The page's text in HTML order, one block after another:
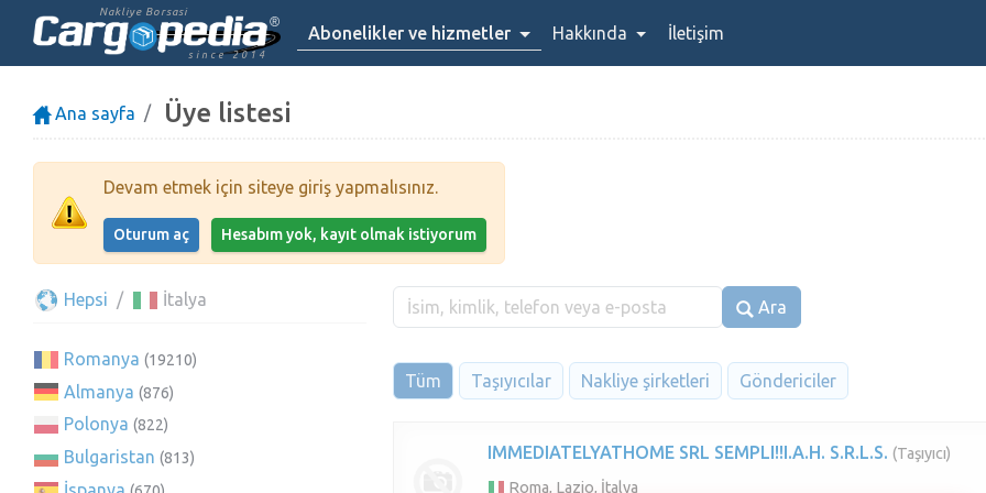
Nakliye Borsasi
since 2014
Abonelikler ve hizmetler Hakkında İletişim
Ana sayfa Üye listesi
Devam etmek için siteye giriş yapmalısınız.
Oturum aç Hesabım yok, kayıt olmak istiyorum
Hepsi İtalya
Romanya (19210)
Almanya (876)
Polonya (822)
Bulgaristan (813)
Ara
Tüm Taşıyıcılar Nakliye şirketleri Göndericiler
IMMEDIATELYATHOME SRL SEMPLI!!I.A.H. S.R.L.S. (Taşıyıcı)
Roma, Lazio, İtalya